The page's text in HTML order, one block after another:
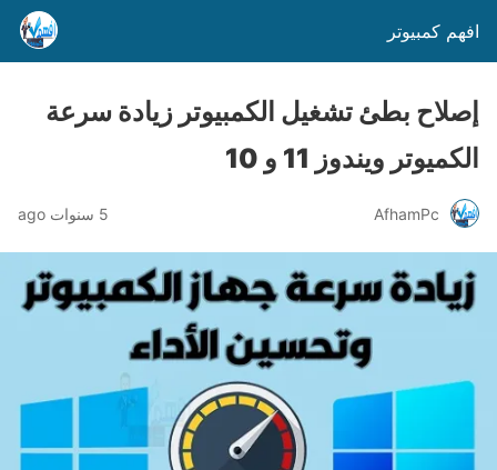
افهم كمبيوتر
إصلاح بطئ تشغيل الكمبيوتر زيادة سرعة
الكميوتر ويندوز 11 و 10
AfhamPc 5 سنوات ago